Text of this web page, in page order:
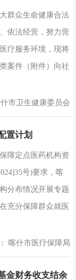
群众生命健康合法
依法经营，努力营
疗服务环境，现将
案件（附件）向社
市卫生健康委员会
置计划
障定点医药机构资
号)要求，喀
分布情况开展专题
充分保障群众就医
喀什市医疗保障局
金财务收支结余